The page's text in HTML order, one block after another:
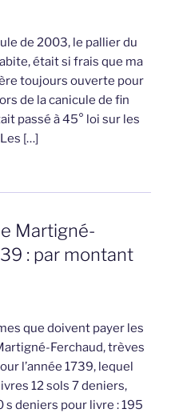
de 2003, le pallier du
était si frais que ma
toujours ouverte pour
de la canicule de fin
passé à 45° loi sur les
[…]
Martigné-
: par montant
que doivent payer les
Ferchaud, trèves
l’année 1739, lequel
12 sols 7 deniers,
s deniers pour livre : 195